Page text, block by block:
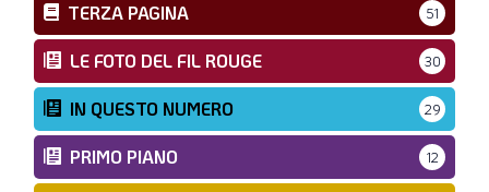
TERZA PAGINA 51
LE FOTO DEL FIL ROUGE 30
IN QUESTO NUMERO 29
PRIMO PIANO 12